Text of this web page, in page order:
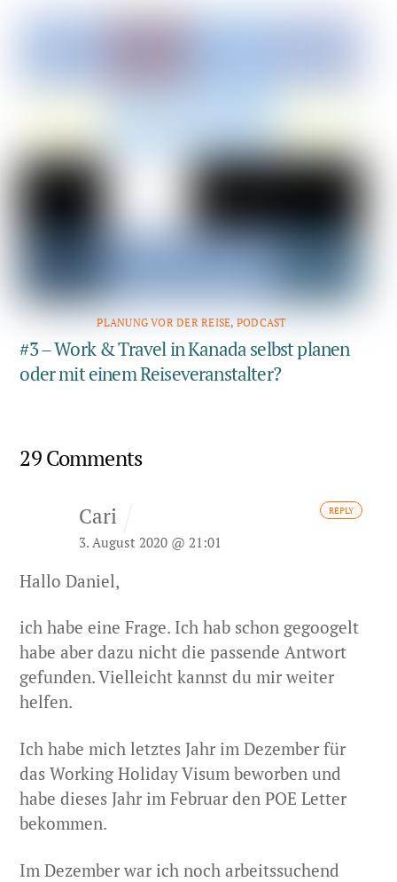
PLANUNG VOR DER REISE, PODCAST
#3 – Work & Travel in Kanada selbst planen
oder mit einem Reiseveranstalter?
29 Comments
Cari
3. August 2020 @ 21:01
Hallo Daniel,
ich habe eine Frage. Ich hab schon gegoogelt
habe aber dazu nicht die passende Antwort
gefunden. Vielleicht kannst du mir weiter
helfen.
Ich habe mich letztes Jahr im Dezember für
das Working Holiday Visum beworben und
habe dieses Jahr im Februar den POE Letter
bekommen.
Im Dezember war ich noch arbeitssuchend
REPLY